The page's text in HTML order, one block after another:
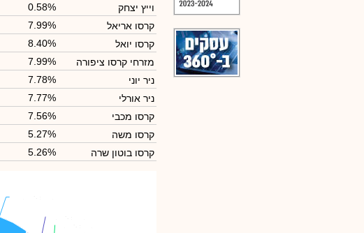
וייץ יצחק
0.58%
קרסו אריאל
7.99%
קרסו יואל
8.40%
מזרחי קרסו ציפורה
7.99%
ניר יוני
7.78%
ניר אורלי
7.77%
קרסו מכבי
7.56%
קרסו משה
5.27%
קרסו בוטון שרה
5.26%